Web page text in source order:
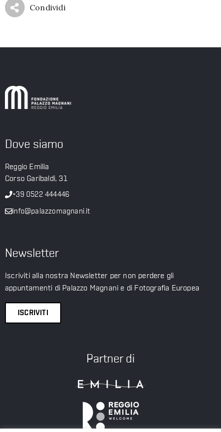
Condividi
Dove siamo
Reggio Emilia
Corso Garibaldi, 31
+39 0522 444446
info@palazzomagnani.it
Newsletter
Iscriviti alla nostra Newsletter per non perdere gli
appuntamenti di Palazzo Magnani e di Fotografia Europea
ISCRIVITI
Partner di